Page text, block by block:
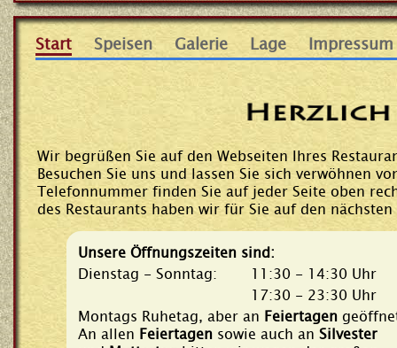
Start Speisen Galerie Lage Impressum
Herzlich
Wir begrüßen Sie auf den Webseiten Ihres
Besuchen Sie uns und lassen Sie sich verwöhnen
Telefonnummer finden Sie auf jeder Seite oben
des Restaurants haben wir für Sie auf den
Unsere Öffnungszeiten sind:
Dienstag - Sonntag:
11:30 - 14:30 Uhr
17:30 - 23:30 Uhr
Montags Ruhetag, aber an Feiertagen
An allen Feiertagen sowie auch an Silvester